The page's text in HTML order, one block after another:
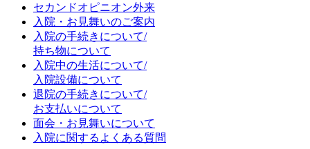
セカンドオピニオン外来
入院・お見舞いのご案内
入院の手続きについて/
持ち物について
入院中の生活について/
入院設備について
退院の手続きについて/
お支払いについて
面会・お見舞いについて
入院に関するよくある質問